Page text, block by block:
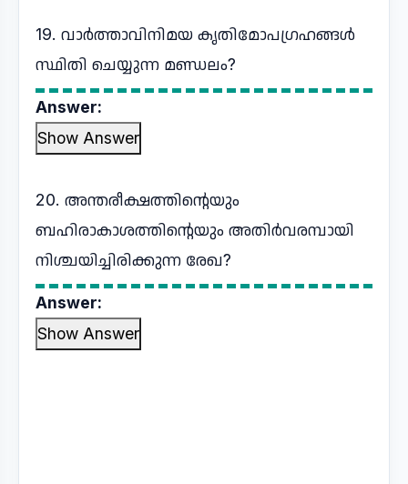
19. വാർത്താവിനിമയ കൃതിമോപഗ്രഹങ്ങൾ
സ്ഥിതി ചെയ്യുന്ന മണ്ഡലം?
Answer:
Show Answer
20. അന്തരീക്ഷത്തിന്റെയും
ബഹിരാകാശത്തിന്റെയും അതിർവരമ്പായി
നിശ്ചയിച്ചിരിക്കുന്ന രേഖ?
Answer:
Show Answer